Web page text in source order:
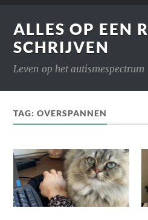
ALLES OP EEN
SCHRIJVEN
Leven op het autismespectrum
TAG:OVERSPANNEN